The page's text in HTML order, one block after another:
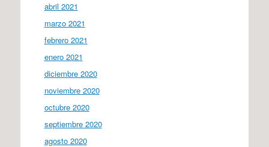
abril 2021
marzo 2021
febrero 2021
enero 2021
diciembre 2020
noviembre 2020
octubre 2020
septiembre 2020
agosto 2020